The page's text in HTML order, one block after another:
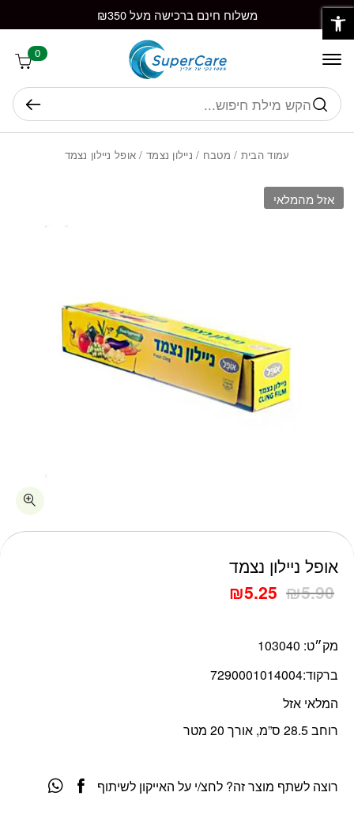
Skip to Content משלוח חינם ברכישה מעל ₪350
0
חיפוש
עמוד הבית / מטבח / ניילון נצמד / אופל ניילון נצמד
אופל ניילון נצמד
₪5.90
₪5.25
רוחב 28.5 ס”מ, אורך 20 מטר
מק״ט: 103040
ברקוד:7290001014004
המלאי אזל
רוצה לשתף מוצר זה? לחצ/י על האייקון לשיתוף
אזל מהמלאי
בחזרה למעלה
פתח סרגל נגישות